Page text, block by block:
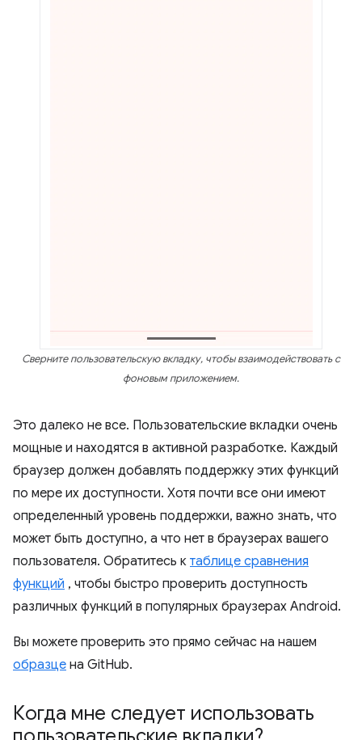
Сверните пользовательскую вкладку, чтобы взаимодействовать с
фоновым приложением.
Это далеко не все. Пользовательские вкладки очень
мощные и находятся в активной разработке. Каждый
браузер должен добавлять поддержку этих функций
по мере их доступности. Хотя почти все они имеют
определенный уровень поддержки, важно знать, что
может быть доступно, а что нет в браузерах вашего
пользователя. Обратитесь к таблице сравнения
функций , чтобы быстро проверить доступность
различных функций в популярных браузерах Android.
Вы можете проверить это прямо сейчас на нашем
образце на GitHub.
Когда мне следует использовать